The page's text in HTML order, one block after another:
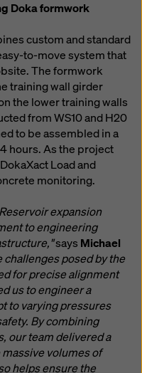
Doka formwork
custom and standard
to-move system that
The formwork
training wall girder
the lower training walls
from WS10 and H20
to be assembled in a
hours. As the project
Load and
monitoring.
expansion
to engineering
says Michael
challenges posed by the
for precise alignment
us to engineer a
to varying pressures
By combining
our team delivered a
volumes of
helps ensure the